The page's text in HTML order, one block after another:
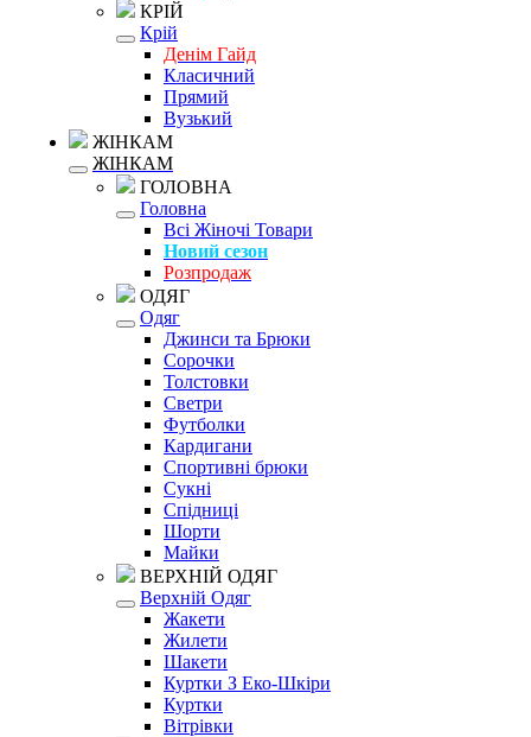
КРІЙ
Крій
Денім Гайд
Класичний
Прямий
Вузький
ЖІНКАМ
ЖІНКАМ
ГОЛОВНА
Головна
Всі Жіночі Товари
Новий сезон
Розпродаж
ОДЯГ
Одяг
Джинси та Брюки
Сорочки
Толстовки
Светри
Футболки
Кардигани
Спортивні брюки
Сукні
Спідниці
Шорти
Майки
ВЕРХНІЙ ОДЯГ
Верхній Одяг
Жакети
Жилети
Шакети
Куртки З Еко-Шкіри
Куртки
Вітрівки